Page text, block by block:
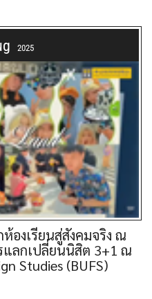
2025
องเรียนสู่สังคมจริง ณ
แลกเปลี่ยนนิสิต 3+1 ณ
Studies (BUFS)